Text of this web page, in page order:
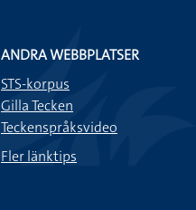
ANDRA WEBBPLATSER
STS-korpus
Gilla Tecken
Teckenspråksvideo
Fler länktips